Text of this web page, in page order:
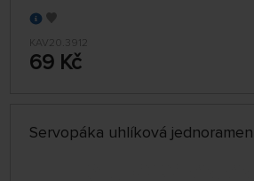
KAV20.3912
69 Kč
Servopáka uhlíková